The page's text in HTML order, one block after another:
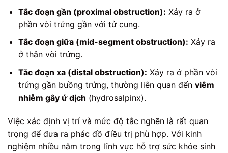
Tắc đoạn gần (proximal obstruction): Xảy ra ở
phần vòi trứng gần với tử cung.
Tắc đoạn giữa (mid-segment obstruction): Xảy ra
ở thân vòi trứng.
Tắc đoạn xa (distal obstruction): Xảy ra ở phần vòi
trứng gần buồng trứng, thường liên quan đến viêm
nhiễm gây ứ dịch (hydrosalpinx).
Việc xác định vị trí và mức độ tắc nghẽn là rất quan
trọng để đưa ra phác đồ điều trị phù hợp. Với kinh
nghiệm nhiều năm trong lĩnh vực hỗ trợ sức khỏe sinh